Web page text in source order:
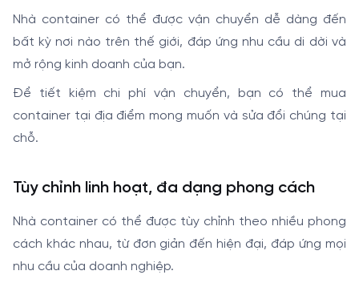
Nhà container có thể được vận chuyển dễ dàng đến
bất kỳ nơi nào trên thế giới, đáp ứng nhu cầu di dời và
mở rộng kinh doanh của bạn.
Để tiết kiệm chi phí vận chuyển, bạn có thể mua
container tại địa điểm mong muốn và sửa đổi chúng tại
chỗ.
Tùy chỉnh linh hoạt, đa dạng phong cách
Nhà container có thể được tùy chỉnh theo nhiều phong
cách khác nhau, từ đơn giản đến hiện đại, đáp ứng mọi
nhu cầu của doanh nghiệp.